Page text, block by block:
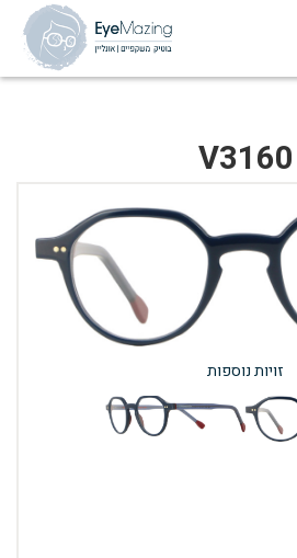
V3160
זויות נוספות